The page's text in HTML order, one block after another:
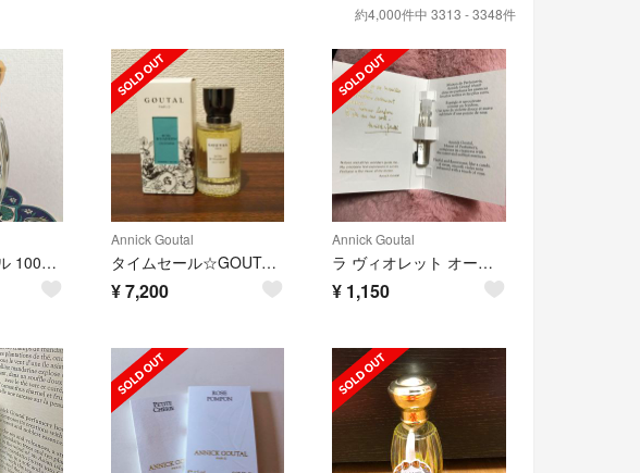
約4,000件中 3313 - 3348件
アニックグダール 100ml ケラムール
Annick Goutal
タイムセール☆GOUTAL ボワ ダドリアン オードパルファム50ml
¥7,200
Annick Goutal
ラ ヴィオレット オードトワレ 1.7ml アニックグタール 香水
¥ 1,150